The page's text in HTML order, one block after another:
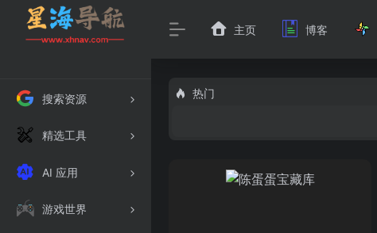
搜索资源
精选工具
AI 应用
游戏世界
主页 博客
热门